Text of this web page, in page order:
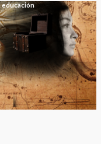
educación